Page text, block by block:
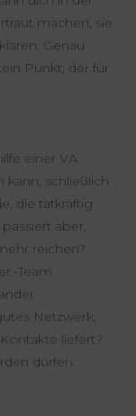
machen, sie
Genau
Punkt, der für
einer VA
schließlich
die tatkräftig
aber,
reichen?
Team
Netzwerk,
liefert?
dürfen.